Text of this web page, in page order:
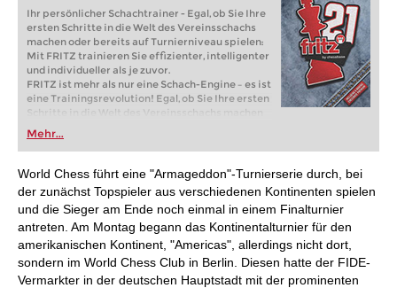
Ihr persönlicher Schachtrainer - Egal, ob Sie Ihre
ersten Schritte in die Welt des Vereinsschachs
machen oder bereits auf Turnierniveau spielen:
Mit FRITZ trainieren Sie effizienter, intelligenter
und individueller als je zuvor.
FRITZ ist mehr als nur eine Schach-Engine – es ist
eine Trainingsrevolution! Egal, ob Sie Ihre ersten
Schritte in die Welt des Vereinsschachs machen
oder bereits auf Turnierniveau spielen: Mit
FRITZ trainieren Sie effizienter, intelligenter und
individueller als je zuvor.
Mehr...
World Chess führt eine "Armageddon"-Turnierserie durch, bei
der zunächst Topspieler aus verschiedenen Kontinenten spielen
und die Sieger am Ende noch einmal in einem Finalturnier
antreten. Am Montag begann das Kontinentalturnier für den
amerikanischen Kontinent, "Americas", allerdings nicht dort,
sondern im World Chess Club in Berlin. Diesen hatte der FIDE-
Vermarkter in der deutschen Hauptstadt mit der prominenten